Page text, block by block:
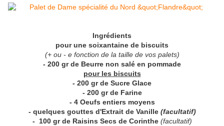
Ingrédients
pour une soixantaine de biscuits
(+ ou - e fonction de la taille de vos palets)
- 200 gr de Beurre non salé en pommade
pour les biscuits
- 200 gr de Sucre Glace
- 200 gr de Farine
- 4 Oeufs entiers moyens
- quelques gouttes d'Extrait de Vanille (facultatif)
- 100 gr de Raisins Secs de Corinthe (facultatif)